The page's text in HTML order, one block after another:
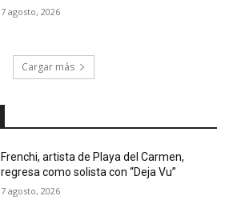
7 agosto, 2026
Cargar más
Frenchi, artista de Playa del Carmen,
regresa como solista con “Deja Vu”
7 agosto, 2026